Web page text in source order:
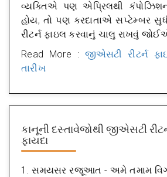
વ્યક્તિએ પણ એપ્રિલથી
હોય, તો પણ કરદાતાએ સપ્ટેમ્બર
રીટર્ન ફાઇલ કરવાનું ચાલુ રાખવું
Read More : જીએસટી રીટર્ન
તારીખ
કાનૂની દસ્તાવેજોથી જીએસટી
ફાયદા
1.સમયસર રજૂઆત- અમે તમામ